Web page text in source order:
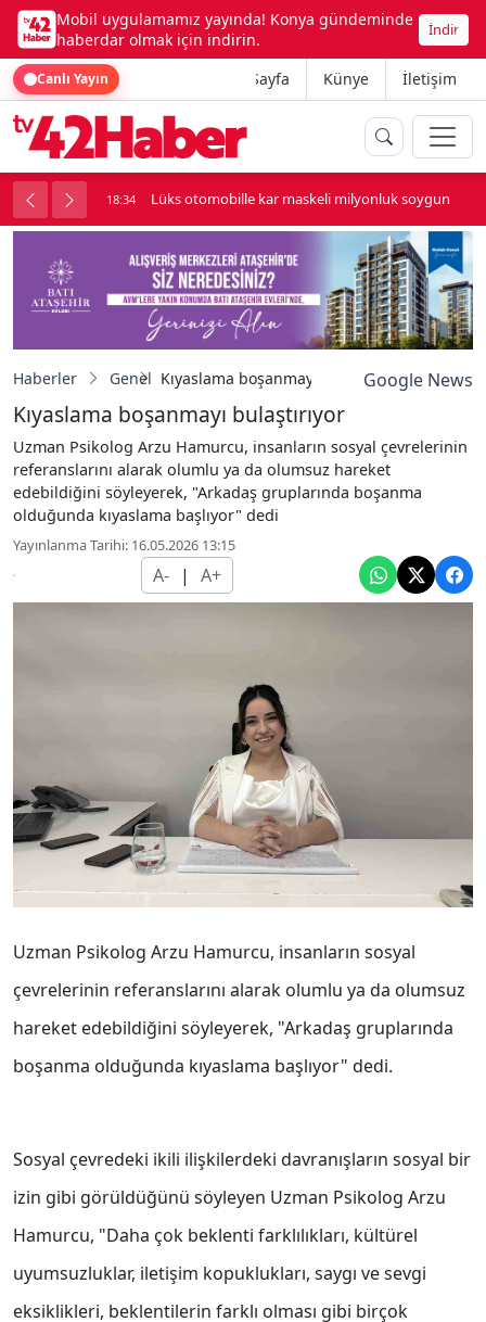
Mobil uygulamamız yayında! Konya gündeminde
haberdar olmak için indirin.
İndir
Canlı Yayın Ana Sayfa Künye İletişim
kavga çıktı 18:34 Lüks otomobille kar maskeli milyonluk soygun
Haberler Genel Kıyaslama boşanmayı bulaştırıyorGoogle News
Kıyaslama boşanmayı bulaştırıyor
Uzman Psikolog Arzu Hamurcu, insanların sosyal çevrelerinin
referanslarını alarak olumlu ya da olumsuz hareket
edebildiğini söyleyerek, "Arkadaş gruplarında boşanma
olduğunda kıyaslama başlıyor" dedi
Yayınlanma Tarihi: 16.05.2026 13:15
A- | A+
Uzman Psikolog Arzu Hamurcu, insanların sosyal
çevrelerinin referanslarını alarak olumlu ya da olumsuz
hareket edebildiğini söyleyerek, "Arkadaş gruplarında
boşanma olduğunda kıyaslama başlıyor" dedi.
Sosyal çevredeki ikili ilişkilerdeki davranışların sosyal bir
izin gibi görüldüğünü söyleyen Uzman Psikolog Arzu
Hamurcu, "Daha çok beklenti farklılıkları, kültürel
uyumsuzluklar, iletişim kopuklukları, saygı ve sevgi
eksiklikleri, beklentilerin farklı olması gibi birçok